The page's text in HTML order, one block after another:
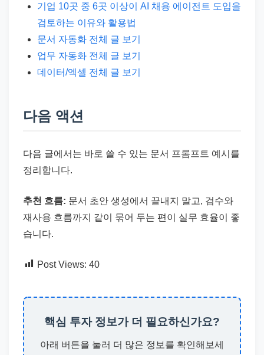
기업 10곳 중 6곳 이상이 AI 채용 에이전트 도입을
검토하는 이유와 활용법
문서 자동화 전체 글 보기
업무 자동화 전체 글 보기
데이터/엑셀 전체 글 보기
다음 액션
다음 글에서는 바로 쓸 수 있는 문서 프롬프트 예시를
정리합니다.
추천 흐름: 문서 초안 생성에서 끝내지 말고, 검수와
재사용 흐름까지 같이 묶어 두는 편이 실무 효율이 좋
습니다.
Post Views: 40
핵심 투자 정보가 더 필요하신가요?
아래 버튼을 눌러 더 많은 정보를 확인해보세